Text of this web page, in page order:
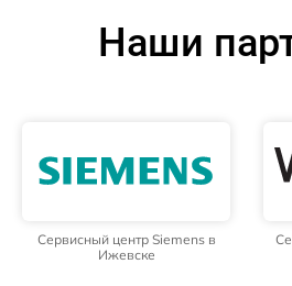
Наши
Сервисный центр Siemens в
Ижевске